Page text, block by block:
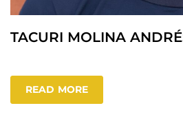
TACURI MOLINA
READ MORE